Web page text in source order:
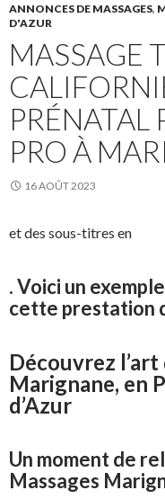
ANNONCES DE MASSAGES,
D'AZUR
MASSAGE
PRÉNATAL
PRO À
16 AOÛT 2023
et des sous-titres en
. Voici un
cette prestation
Découvrez l’art
Marignane, en
d’Azur
Un moment de
Massages